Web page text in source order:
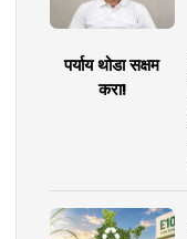
पर्याय थोडा सक्षम
करा!